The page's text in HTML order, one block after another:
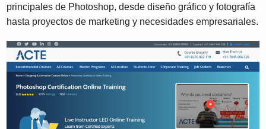
principales de Photoshop, desde diseño gráfico y fotografía
hasta proyectos de marketing y necesidades empresariales.